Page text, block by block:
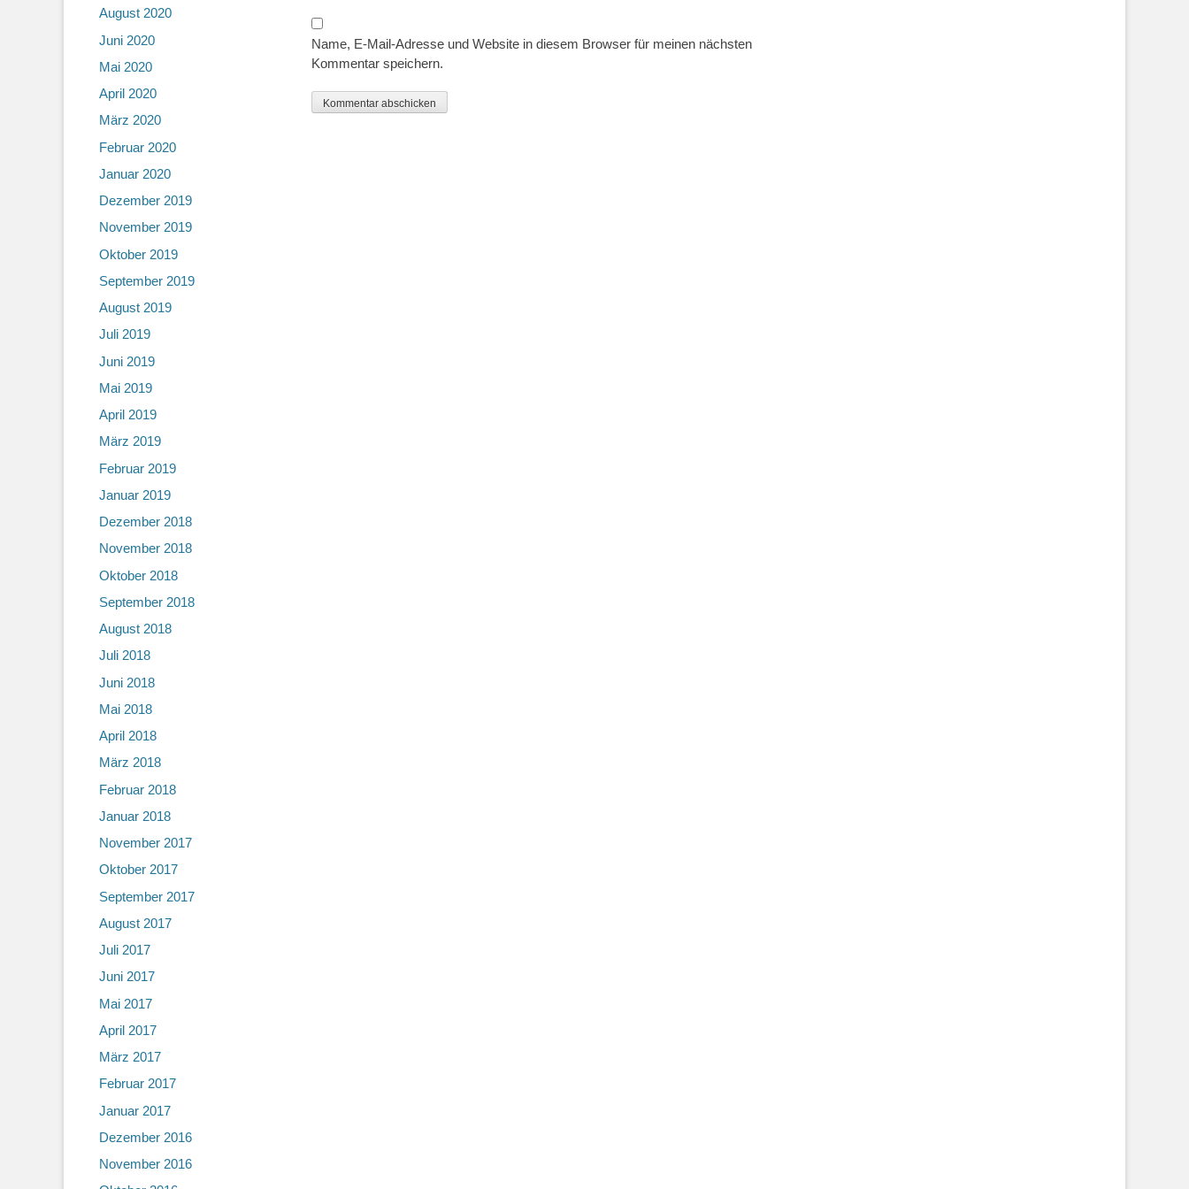
Name, E-Mail-Adresse und Website in diesem Browser für meinen nächsten
Kommentar speichern.
August 2020
Juni 2020
Mai 2020
April 2020
März 2020
Februar 2020
Januar 2020
Dezember 2019
November 2019
Oktober 2019
September 2019
August 2019
Juli 2019
Juni 2019
Mai 2019
April 2019
März 2019
Februar 2019
Januar 2019
Dezember 2018
November 2018
Oktober 2018
September 2018
August 2018
Juli 2018
Juni 2018
Mai 2018
April 2018
März 2018
Februar 2018
Januar 2018
November 2017
Oktober 2017
September 2017
August 2017
Juli 2017
Juni 2017
Mai 2017
April 2017
März 2017
Februar 2017
Januar 2017
Dezember 2016
November 2016